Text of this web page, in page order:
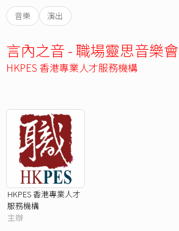
音樂 演出
言內之音 - 職場靈思音樂會
HKPES 香港專業人才服務機構
HKPES 香港專業人才
服務機構
主辦